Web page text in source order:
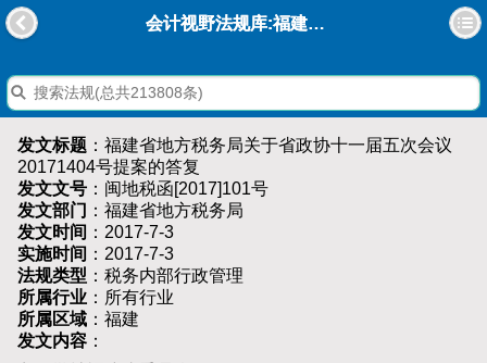
会计视野法规库:福建省地方税务局关于省政协十一届五次会议20171404号提案的答复
发文标题 ：福建省地方税务局关于省政协十一届五次会议
20171404号提案的答复
发文文号 ：闽地税函[2017]101号
发文部门 ：福建省地方税务局
发文时间 ：2017-7-3
实施时间 ：2017-7-3
法规类型 ：税务内部行政管理
所属行业 ：所有行业
所属区域 ：福建
发文内容 ：